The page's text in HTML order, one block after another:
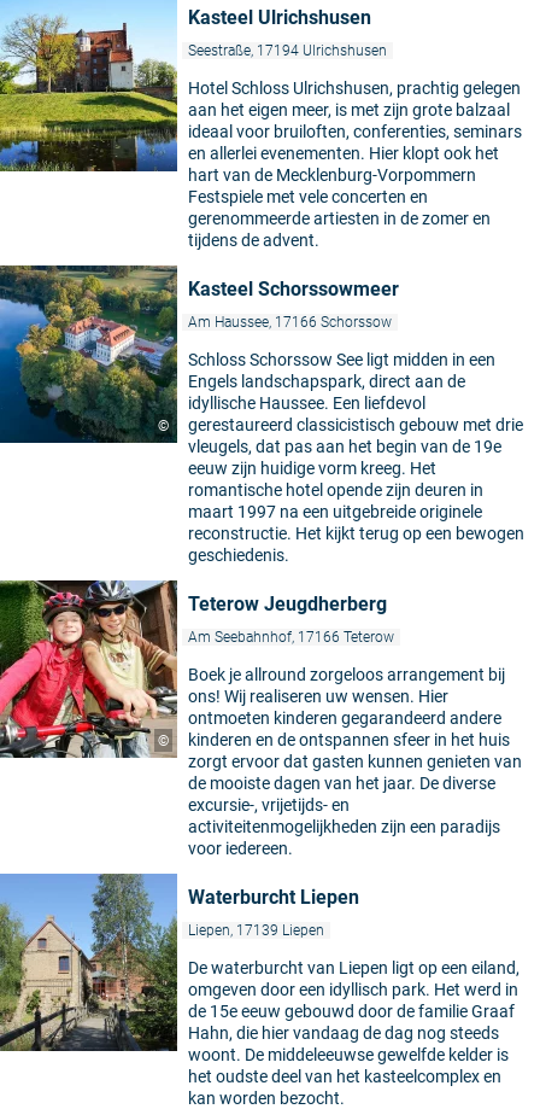
Kasteel Ulrichshusen
Seestraße, 17194 Ulrichshusen
Hotel Schloss Ulrichshusen, prachtig gelegen
aan het eigen meer, is met zijn grote balzaal
ideaal voor bruiloften, conferenties, seminars
en allerlei evenementen. Hier klopt ook het
hart van de Mecklenburg-Vorpommern
Festspiele met vele concerten en
gerenommeerde artiesten in de zomer en
tijdens de advent.
©
Kasteel Schorssowmeer
Am Haussee, 17166 Schorssow
Schloss Schorssow See ligt midden in een
Engels landschapspark, direct aan de
idyllische Haussee. Een liefdevol
gerestaureerd classicistisch gebouw met drie
vleugels, dat pas aan het begin van de 19e
eeuw zijn huidige vorm kreeg. Het
romantische hotel opende zijn deuren in
maart 1997 na een uitgebreide originele
reconstructie. Het kijkt terug op een bewogen
geschiedenis.
©
Teterow Jeugdherberg
Am Seebahnhof, 17166 Teterow
Boek je allround zorgeloos arrangement bij
ons! Wij realiseren uw wensen. Hier
ontmoeten kinderen gegarandeerd andere
kinderen en de ontspannen sfeer in het huis
zorgt ervoor dat gasten kunnen genieten van
de mooiste dagen van het jaar. De diverse
excursie-, vrijetijds- en
activiteitenmogelijkheden zijn een paradijs
voor iedereen.
Waterburcht Liepen
Liepen, 17139 Liepen
De waterburcht van Liepen ligt op een eiland,
omgeven door een idyllisch park. Het werd in
de 15e eeuw gebouwd door de familie Graaf
Hahn, die hier vandaag de dag nog steeds
woont. De middeleeuwse gewelfde kelder is
het oudste deel van het kasteelcomplex en
kan worden bezocht.